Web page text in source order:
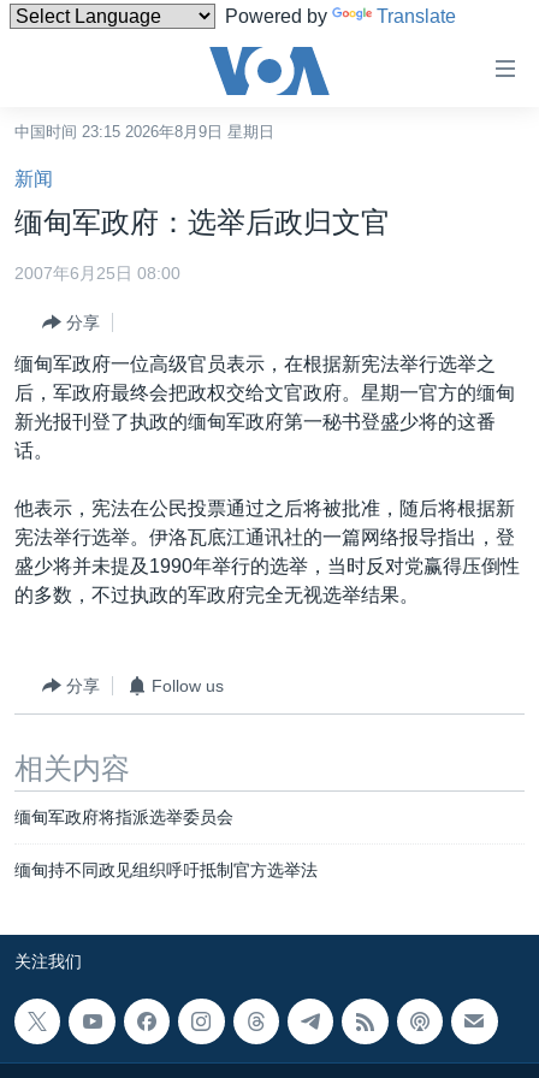
Powered by Translate
碍
链
接
跳
转
容
转
到
跳
港澳
国际
最新国际新闻
印太
中东
欧洲
非洲
全球议题
分类新闻
经济·金融·贸易
人权·法律·宗教
科教·文娱·体健
军事
环境
美中关系
热点专题
白宫要闻
国会报道
美国建国250周年
埃博拉疫情
美国之音专访
重要讲话与声明
关注西藏
GEN Z 看美国
VOA视频
VOA今日焦点
关注我们
其他语言网站
中国时间 23:15 2026年8月9日 星期日
新闻
缅甸军政府：选举后政归文官
2007年6月25日 08:00
分享
缅甸军政府一位高级官员表示，在根据新宪法举行选举之
后，军政府最终会把政权交给文官政府。星期一官方的缅甸
新光报刊登了执政的缅甸军政府第一秘书登盛少将的这番
话。
他表示，宪法在公民投票通过之后将被批准，随后将根据新
宪法举行选举。伊洛瓦底江通讯社的一篇网络报导指出，登
盛少将并未提及1990年举行的选举，当时反对党赢得压倒性
的多数，不过执政的军政府完全无视选举结果。
分享 Follow us
相关内容
缅甸军政府将指派选举委员会
缅甸持不同政见组织呼吁抵制官方选举法
关注我们